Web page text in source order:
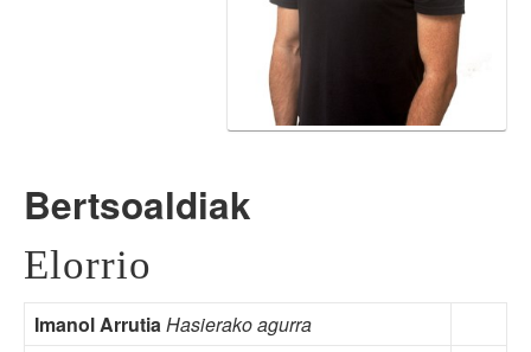
Bertsoaldiak
Elorrio
Imanol ArrutiaHasierako agurra